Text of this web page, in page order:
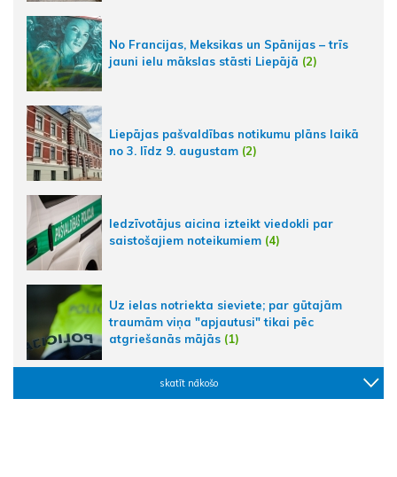
No Francijas, Meksikas un Spānijas – trīs
jauni ielu mākslas stāsti Liepājā (2)
Liepājas pašvaldības notikumu plāns laikā
no 3. līdz 9. augustam (2)
Iedzīvotājus aicina izteikt viedokli par
saistošajiem noteikumiem (4)
Uz ielas notriekta sieviete; par gūtajām
traumām viņa "apjautusi" tikai pēc
atgriešanās mājās (1)
skatīt nākošo